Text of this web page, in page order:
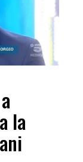
la